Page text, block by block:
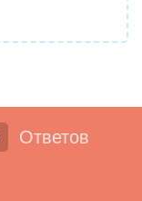
Ответов